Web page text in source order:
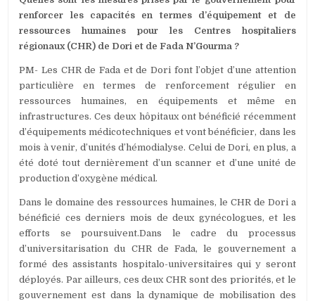
renforcer les capacités en termes d’équipement et de
ressources humaines pour les Centres hospitaliers
régionaux (CHR) de Dori et de Fada N’Gourma ?
PM- Les CHR de Fada et de Dori font l’objet d’une attention
particulière en termes de renforcement régulier en
ressources humaines, en équipements et même en
infrastructures. Ces deux hôpitaux ont bénéficié récemment
d’équipements médicotechniques et vont bénéficier, dans les
mois à venir, d’unités d’hémodialyse. Celui de Dori, en plus, a
été doté tout dernièrement d’un scanner et d’une unité de
production d’oxygène médical.
Dans le domaine des ressources humaines, le CHR de Dori a
bénéficié ces derniers mois de deux gynécologues, et les
efforts se poursuivent.Dans le cadre du processus
d’universitarisation du CHR de Fada, le gouvernement a
formé des assistants hospitalo-universitaires qui y seront
déployés. Par ailleurs, ces deux CHR sont des priorités, et le
gouvernement est dans la dynamique de mobilisation des